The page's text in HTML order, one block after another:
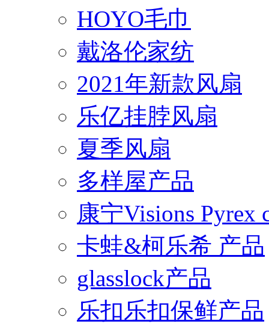
HOYO毛巾
戴洛伦家纺
2021年新款风扇
乐亿挂脖风扇
夏季风扇
多样屋产品
康宁Visions Pyrex
卡蛙&柯乐希 产品
glasslock产品
乐扣乐扣保鲜产品